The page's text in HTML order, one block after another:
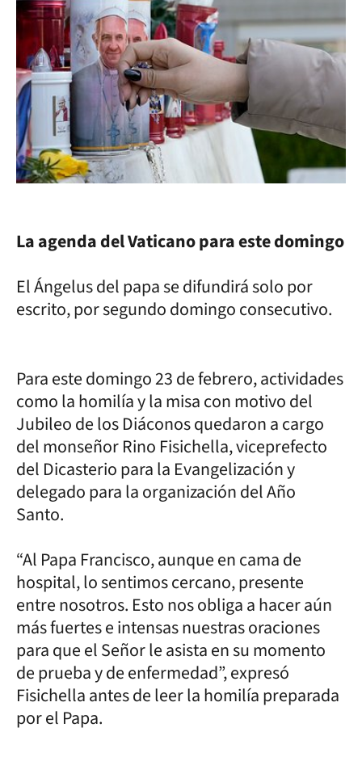
La agenda del Vaticano para este domingo
El Ángelus del papa se difundirá solo por
escrito, por segundo domingo consecutivo.
Para este domingo 23 de febrero, actividades
como la homilía y la misa con motivo del
Jubileo de los Diáconos quedaron a cargo
del monseñor Rino Fisichella, viceprefecto
del Dicasterio para la Evangelización y
delegado para la organización del Año
Santo.
“Al Papa Francisco, aunque en cama de
hospital, lo sentimos cercano, presente
entre nosotros. Esto nos obliga a hacer aún
más fuertes e intensas nuestras oraciones
para que el Señor le asista en su momento
de prueba y de enfermedad”, expresó
Fisichella antes de leer la homilía preparada
por el Papa.